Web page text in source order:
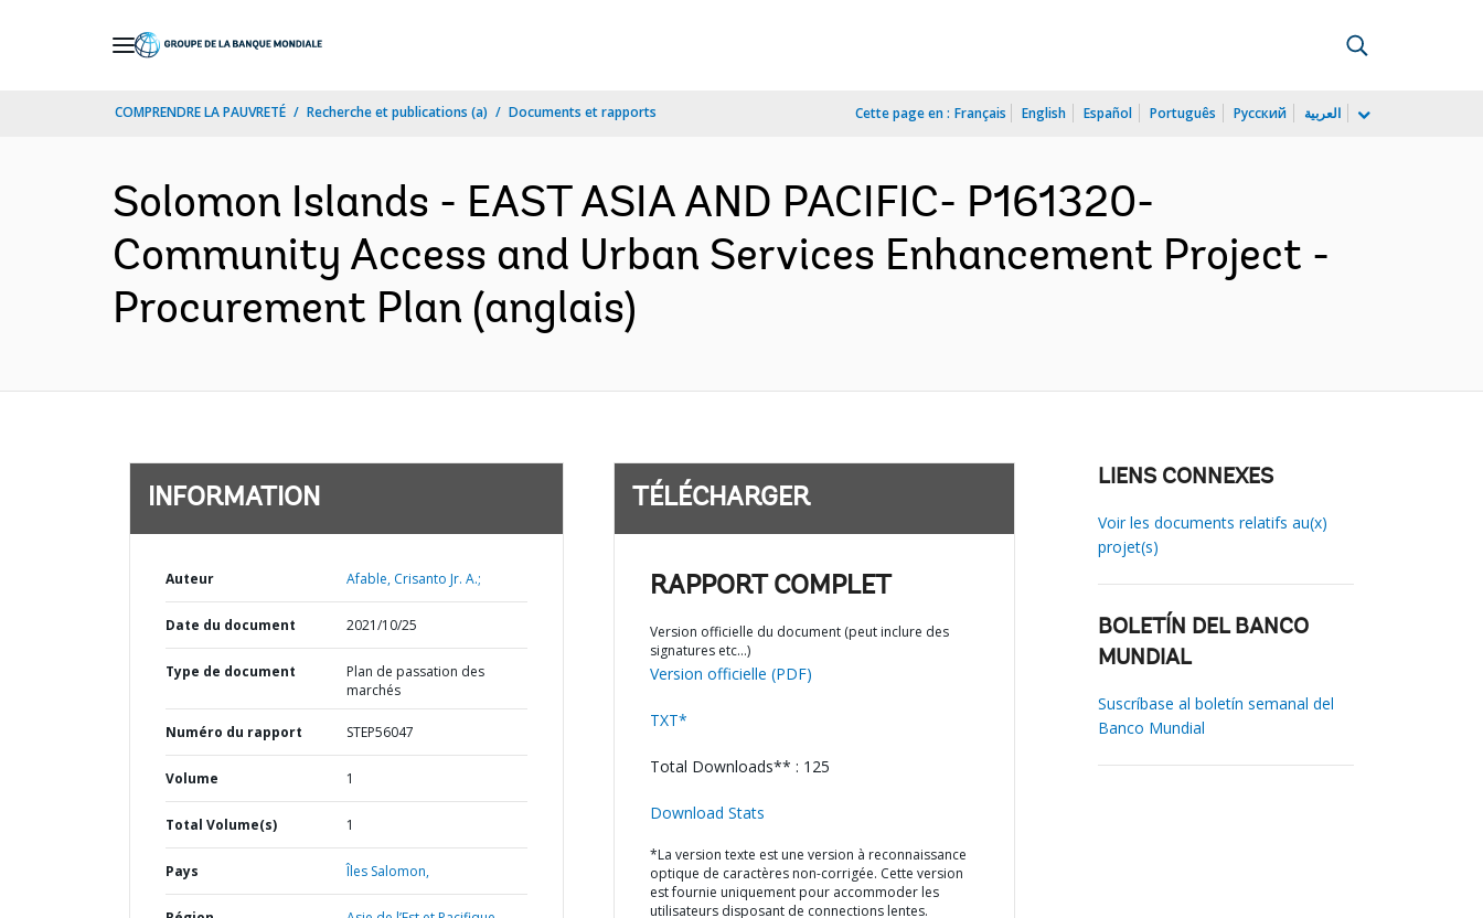
COMPRENDRE LA PAUVRETÉ Recherche et publications (a) Documents et rapports Cette page en : Français English Español Português Русский العربية
Solomon Islands - EAST ASIA AND PACIFIC- P161320-
Community Access and Urban Services Enhancement Project -
Procurement Plan (anglais)
INFORMATION
Auteur Afable, Crisanto Jr. A.;
Date du document 2021/10/25
Type de document
Plan de passation des
marchés
Numéro du rapport STEP56047
Volume 1
Total Volume(s) 1
Pays Îles Salomon,
TÉLÉCHARGER
RAPPORT COMPLET
Version officielle du document (peut inclure des
signatures etc…)
Version officielle (PDF)
TXT*
Total Downloads** : 125
Download Stats
*La version texte est une version à reconnaissance
optique de caractères non-corrigée. Cette version
est fournie uniquement pour accommoder les
utilisateurs disposant de connections lentes.
LIENS CONNEXES
Voir les documents relatifs au(x)
projet(s)
BOLETÍN DEL BANCO
MUNDIAL
Suscríbase al boletín semanal del
Banco Mundial